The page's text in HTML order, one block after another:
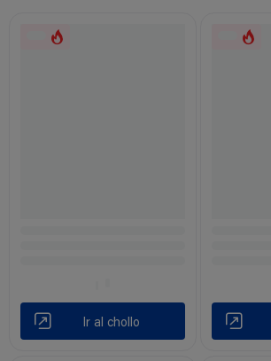
Ir al chollo